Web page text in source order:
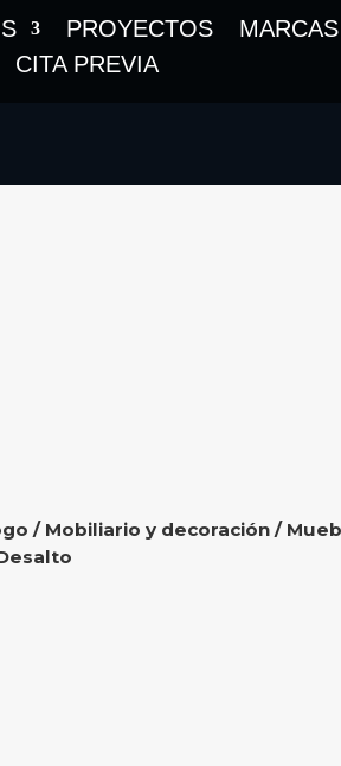
PROYECTOS MARCAS
CITA PREVIA
/ Mobiliario y decoración/